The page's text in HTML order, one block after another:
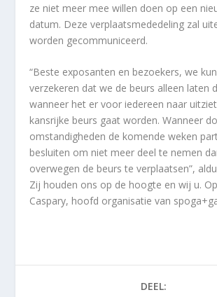
ze niet meer mee willen doen op een
datum. Deze verplaatsmededeling zal
worden gecommuniceerd.
“Beste exposanten en bezoekers, we
verzekeren dat we de beurs alleen laten
wanneer het er voor iedereen naar
kansrijke beurs gaat worden. Wanneer
omstandigheden de komende weken
besluiten om niet meer deel te nemen
overwegen de beurs te verplaatsen”,
Zij houden ons op de hoogte en wij u.
Caspary, hoofd organisatie van
DEEL: